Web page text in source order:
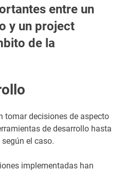
entre un
y un project
de la
tomar decisiones de aspecto
de desarrollo hasta
el caso.
implementadas han